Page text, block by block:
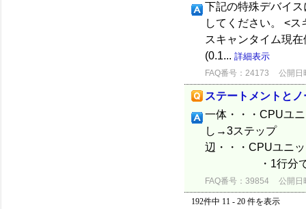
下記の特殊デバイ
してください。 <
スキャンタイム現
(0.1... 詳細表示
FAQ番号：24173 公開日
ステートメントと
一体・・・CPU
し→3ステップ
辺・・・CPUユニ
・1行分で1ス
FAQ番号：39854 公開日
192件中 11 - 20 件を表示